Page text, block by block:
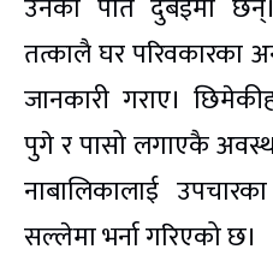
उनका पति दुबईमा
तत्कालै घर परिवकारका
जानकारी गराए।
पुगे र पासो लगाएकै
नाबालिकालाई
सल्लेमा भर्ना गरिएको छ।